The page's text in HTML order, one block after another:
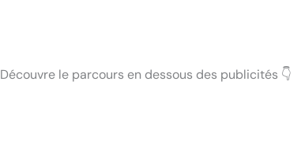
Découvre le parcours en dessous des publicités 👇